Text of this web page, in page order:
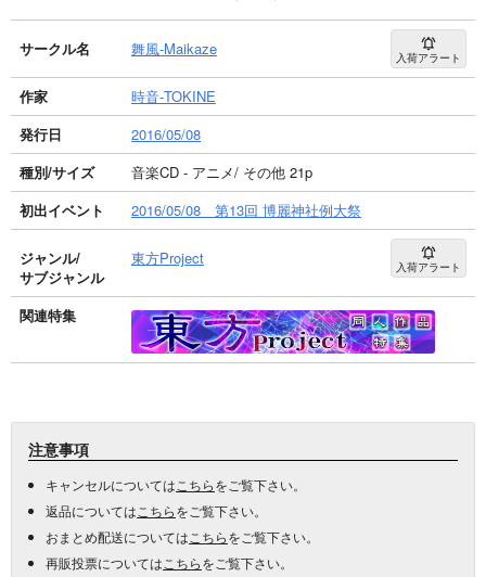
サークル名 舞風-Maikaze 入荷アラート
作家
時音-TOKINE
発行日
2016/05/08
種別/サイズ
音楽CD - アニメ/ その他 21p
初出イベント
2016/05/08 第13回 博麗神社例大祭
ジャンル/
サブジャンル
東方Project 入荷アラート
関連特集
注意事項
キャンセルについては こちらをご覧下さい。
返品については こちらをご覧下さい。
おまとめ配送については こちらをご覧下さい。
再販投票については こちらをご覧下さい。